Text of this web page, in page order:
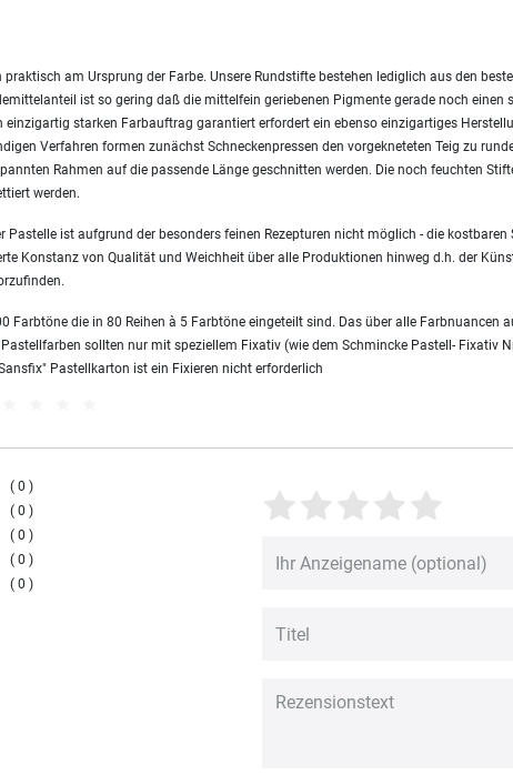
am Ursprung der Farbe. Unsere Rundstifte bestehen lediglich aus den
ist so gering daß die mittelfein geriebenen Pigmente gerade noch einen
einzigartig starken Farbauftrag garantiert erfordert ein ebenso einzigartiges
Verfahren formen zunächst Schneckenpressen den vorgekneteten Teig zu
Rahmen auf die passende Länge geschnitten werden. Die noch feuchten
werden.
Pastelle ist aufgrund der besonders feinen Rezepturen nicht möglich - die kostbaren
Konstanz von Qualität und Weichheit über alle Produktionen hinweg d.h. der
Farbtöne die in 80 Reihen à 5 Farbtöne eingeteilt sind. Das über alle Farbnuancen
sollten nur mit speziellem Fixativ (wie dem Schmincke Pastell- Fixativ
Pastellkarton ist ein Fixieren nicht erforderlich
0
0
0
0
0